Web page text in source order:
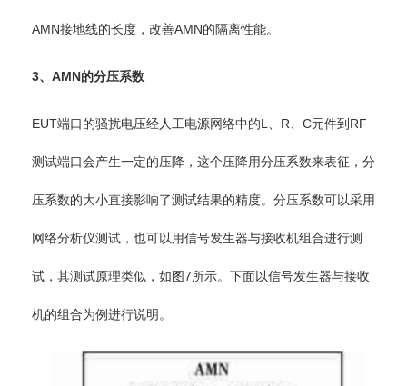
AMN接地线的长度，改善AMN的隔离性能。
3、 AMN的分压系数
EUT端口的骚扰电压经人工电源网络中的L、R、C元件到RF
测试端口会产生一定的压降，这个压降用分压系数来表征，分
压系数的大小直接影响了测试结果的精度。分压系数可以采用
网络分析仪测试，也可以用信号发生器与接收机组合进行测
试，其测试原理类似，如图7所示。下面以信号发生器与接收
机的组合为例进行说明。